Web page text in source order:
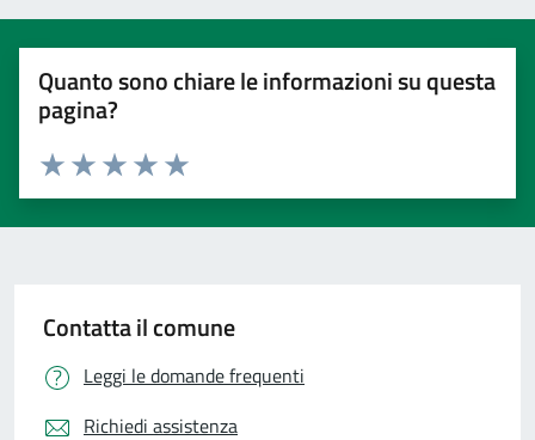
Quanto sono chiare le informazioni su questa
pagina?
Valuta 5 stelle su 5
Valuta 4 stelle su 5
Valuta 3 stelle su 5
Valuta 2 stelle su 5
Valuta 1 stelle su 5
Contatta il comune
Leggi le domande frequenti
Richiedi assistenza